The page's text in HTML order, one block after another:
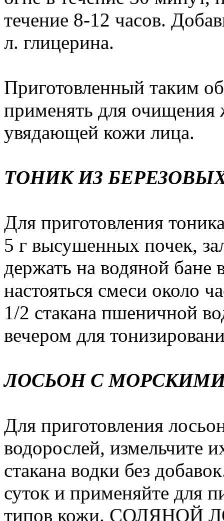
течение 8-12 часов.
л. глицерина.
Приготовленный таким
применять для
увядающей кожи лица.
ТОНИК ИЗ
Для приготовления
5 г высушенных почек,
держать на водяной бане
настояться смеси около
1/2 стакана пшеничной
вечером для
ЛОСЬОН С
Для приготовления
водорослей, измельчите
стакана водки без
суток и применяйте для
типов кожи. СОЛЯНОЙ